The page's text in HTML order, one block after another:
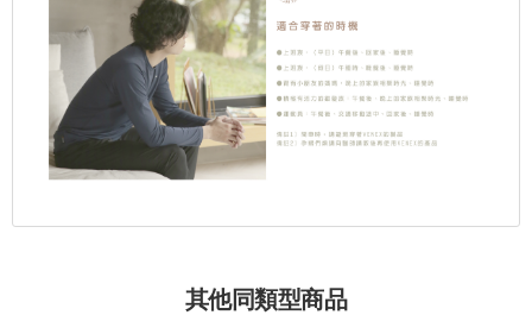
其他同類型商品